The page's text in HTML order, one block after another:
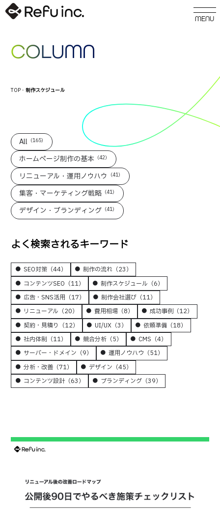
COLUMN
TOP ・制作スケジュール
All （165）
ホームページ制作の基本 （42）
リニューアル・運用ノウハウ （41）
集客・マーケティング戦略 （41）
デザイン・ブランディング （41）
よく検索されるキーワード
SEO対策（44） 制作の流れ（23）
コンテンツSEO （11） 制作スケジュール （6）
広告・SNS活用 （17） 制作会社選び（11）
リニューアル （20） 費用相場（8） 成功事例 （12）
契約・見積り
（12） UI/UX（3） 依頼準備 （18）
社内体制 （11） 競合分析（5） CMS （4）
サーバー・ドメイン （9） 運用ノウハウ （51）
分析・改善（71） デザイン （45）
コンテンツ設計（63） ブランディング（39）